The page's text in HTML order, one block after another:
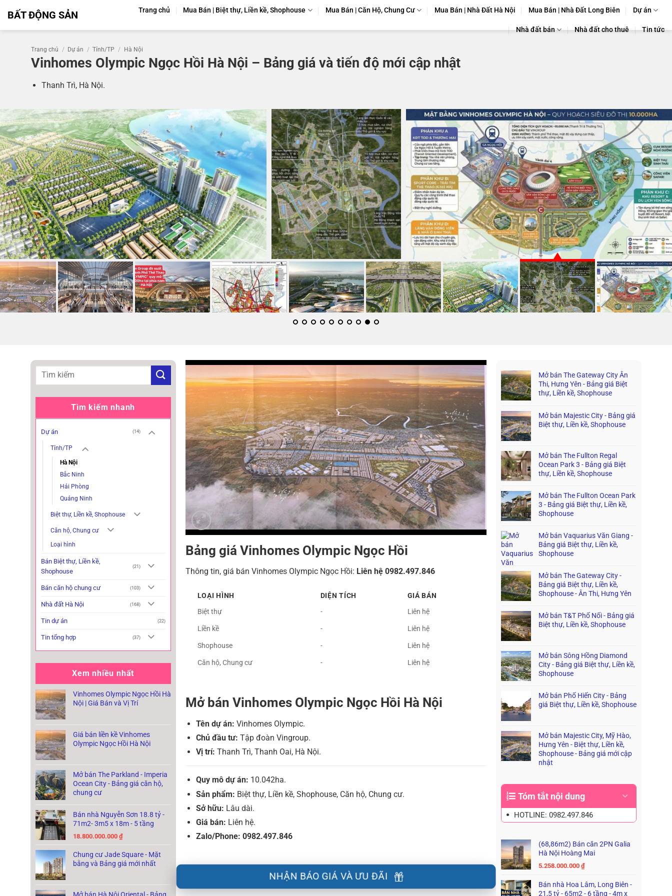
qua
nội
BẤT ĐỘNG SẢN Trang chủ Mua Bán | Biệt thự, Liền kề, Shophouse Mua Bán | Căn Hộ, Chung Cư Mua Bán | Nhà Đất Hà Nội Mua Bán | Nhà Đất Long Biên Dự án
Nhà đất bán Nhà đất cho thuê Tin tức
Trang chủ / Dự án / Tỉnh/TP / Hà Nội
Vinhomes Olympic Ngọc Hồi Hà Nội – Bảng giá và tiến độ mới cập nhật
Thanh Trì, Hà Nội.
Tìm kiếm nhanh
Dự án (14)
Tỉnh/TP
Hà Nội
Bắc Ninh
Hải Phòng
Quảng Ninh
Biệt thự, Liền kề, Shophouse
Căn hộ, Chung cư
Loại hình
Bán Biệt thự, Liền kề,
Shophouse
(21)
Bán căn hộ chung cư (103)
Nhà đất Hà Nội (168)
Tin dự án (22)
Tin tổng hợp (37)
Xem nhiều nhất
Vinhomes Olympic Ngọc Hồi Hà
Nội | Giá Bán và Vị Trí
Giá bán liền kề Vinhomes
Olympic Ngọc Hồi Hà Nội
Mở bán The Parkland - Imperia
Ocean City - Bảng giá căn hộ,
chung cư
Bán nhà Nguyễn Sơn 18.8 tỷ -
71m2- 3m5 x 18m - 5 tầng
18.800.000.000 ₫
Chung cư Jade Square - Mặt
bằng và Bảng giá mới nhất
Bảng giá Vinhomes Olympic Ngọc Hồi
Thông tin, giá bán Vinhomes Olympic Ngọc Hồi: Liên hệ 0982.497.846
LOẠI HÌNH DIỆN TÍCH
GIÁ BÁN
Biệt thự
-
Liên hệ
Liền kề
-
Liên hệ
Shophouse
-
Liên hệ
Căn hộ, Chung cư
- Liên hệ
Mở bán Vinhomes Olympic Ngọc Hồi Hà Nội
Tên dự án: Vinhomes Olympic.
Chủ đầu tư: Tập đoàn Vingroup.
Vị trí: Thanh Trì, Thanh Oai, Hà Nội.
Quy mô dự án: 10.042ha.
Sản phẩm: Biệt thự, Liền kề, Shophouse, Căn hộ, Chung cư.
Sở hữu: Lâu dài.
Giá bán: Liên hệ.
Zalo/Phone: 0982.497.846
NHẬN BÁO GIÁ VÀ ƯU ĐÃI
Mở bán The Gateway City Ân
Thi, Hưng Yên - Bảng giá Biệt
thự, Liền kề, Shophouse
Mở bán Majestic City - Bảng giá
Biệt thự, Liền kề, Shophouse
Mở bán The Fullton Regal
Ocean Park 3 - Bảng giá Biệt
thự, Liền kề, Shophouse
Mở bán The Fullton Ocean Park
3 - Bảng giá Biệt thự, Liền kề,
Shophouse
Mở bán Vaquarius Văn Giang -
Bảng giá Biệt thự, Liền kề,
Shophouse
Mở bán The Gateway City -
Bảng giá Biệt thự, Liền kề,
Shophouse - Ân Thi, Hưng Yên
Mở bán T&T Phố Nối - Bảng giá
Biệt thự, Liền kề, Shophouse
Mở bán Sông Hồng Diamond
City - Bảng giá Biệt thự, Liền kề,
Shophouse
Mở bán Phố Hiến City - Bảng
giá Biệt thự, Liền kề, Shophouse
Mở bán Majestic City, Mỹ Hào,
Hưng Yên - Biệt thự, Liền kề,
Shophouse - Bảng giá mới cập
nhật
Tóm tắt nội dung
HOTLINE: 0982.497.846
(68,86m2) Bán căn 2PN Galia
Hà Nội Hoàng Mai
5.258.000.000₫
Bán nhà Hoa Lâm, Long Biên -
21,5 tỷ - 65m2 - 6 tầng - 4m x